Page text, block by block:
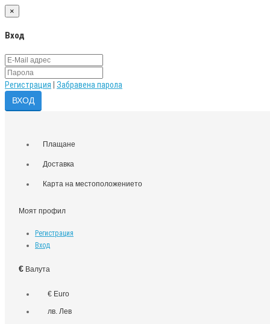
×
Вход
Регистрация Забравена парола
Плащане
Доставка
Карта на местоположението
Моят профил
Регистрация
Вход
€ Валута
€ Euro
лв. Лев